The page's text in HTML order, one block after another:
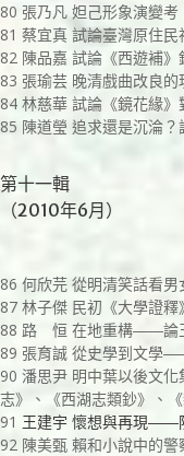
80 張乃凡 妲己形象演變考
81 蔡宜真 試論臺灣原住
82 陳品嘉 試論《西遊補》
83 張瑜芸 晚清戲曲改良
84 林慈華 試論《鏡花緣
85 陳道瑩 追求還是沉淪
第十一輯
（2010年6月）
86 何欣芫 從明清笑話看
87 林子傑 民初《大學證
88 路 恒 在地重構――論
89 張育誠 從史學到文學
90 潘思尹 明中葉以後文
志》、《西湖志類鈔》、
91 王建宇 懷想與再現――
92 陳美甄 賴和小說中的警